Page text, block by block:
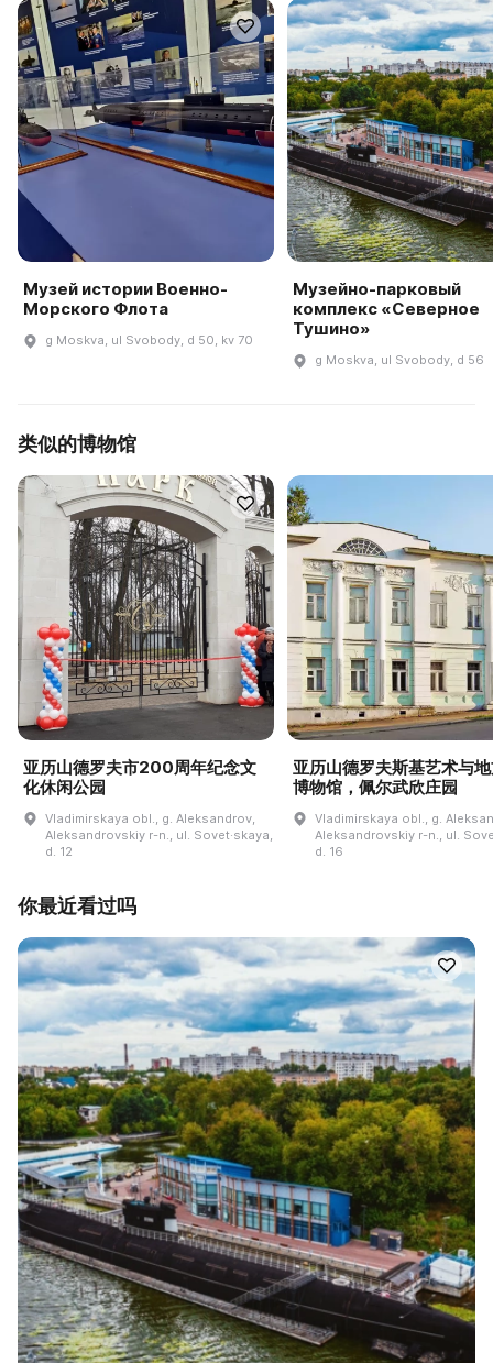
Музей истории Военно-
Морского Флота
g Moskva, ul Svobody, d 50, kv 70
Музейно-парковый
комплекс «Северное
Тушино»
g Moskva, ul Svobody, d 56
类似的博物馆
亚历山德罗夫市200周年纪念文
化休闲公园
Vladimirskaya obl., g. Aleksandrov,
Aleksandrovskiy r-n., ul. Sovet·skaya,
d. 12
亚历山德罗夫斯基艺术与
博物馆，佩尔武欣庄园
Vladimirskaya obl., g.
Aleksandrovskiy r-n., ul.
d. 16
你最近看过吗